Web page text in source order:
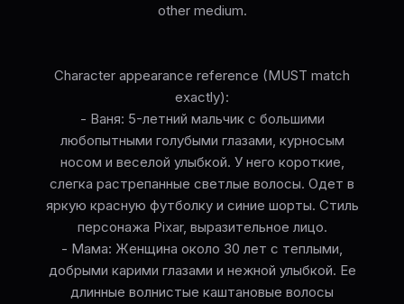
other medium.
Character appearance reference (MUST match
exactly):
- Ваня: 5-летний мальчик с большими
любопытными голубыми глазами, курносым
носом и веселой улыбкой. У него короткие,
слегка растрепанные светлые волосы. Одет в
яркую красную футболку и синие шорты. Стиль
персонажа Pixar, выразительное лицо.
- Мама: Женщина около 30 лет с теплыми,
добрыми карими глазами и нежной улыбкой. Ее
длинные волнистые каштановые волосы